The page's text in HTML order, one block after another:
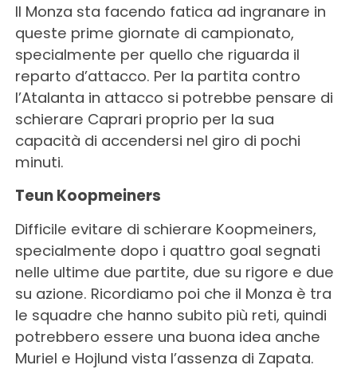
Il Monza sta facendo fatica ad ingranare in
queste prime giornate di campionato,
specialmente per quello che riguarda il
reparto d’attacco. Per la partita contro
l’Atalanta in attacco si potrebbe pensare di
schierare Caprari proprio per la sua
capacità di accendersi nel giro di pochi
minuti.
Teun Koopmeiners
Difficile evitare di schierare Koopmeiners,
specialmente dopo i quattro goal segnati
nelle ultime due partite, due su rigore e due
su azione. Ricordiamo poi che il Monza è tra
le squadre che hanno subito più reti, quindi
potrebbero essere una buona idea anche
Muriel e Hojlund vista l’assenza di Zapata.